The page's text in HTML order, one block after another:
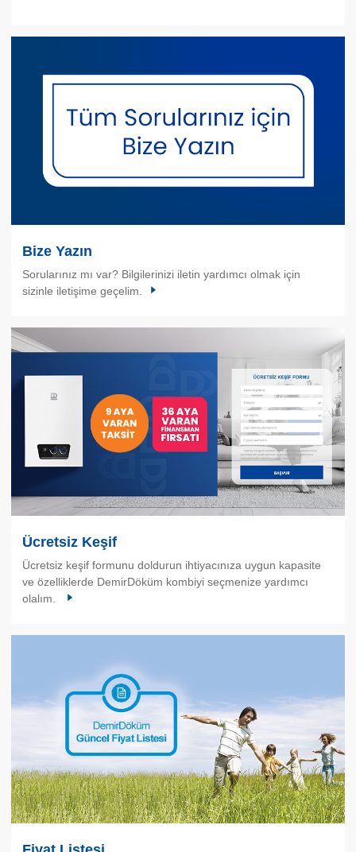
Bize Yazın
Sorularınız mı var? Bilgilerinizi iletin yardımcı olmak için
sizinle iletişime geçelim.
Ücretsiz Keşif
Ücretsiz keşif formunu doldurun ihtiyacınıza uygun kapasite
ve özelliklerde DemirDöküm kombiyi seçmenize yardımcı
olalım.